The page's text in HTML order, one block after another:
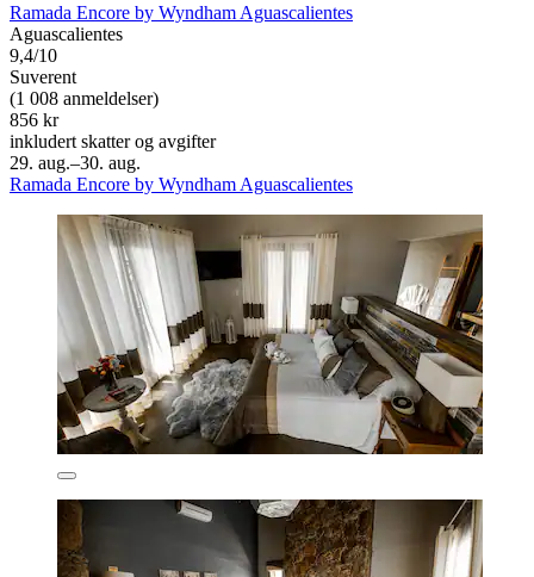
Ramada Encore by Wyndham Aguascalientes
Aguascalientes
9,4/10
Suverent
(1 008 anmeldelser)
856 kr
inkludert skatter og avgifter
29. aug.–30. aug.
Ramada Encore by Wyndham Aguascalientes